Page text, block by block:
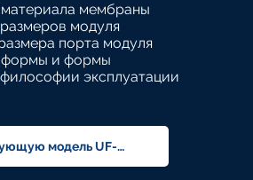
мембраны
модуля
порта модуля
формы и формы
эксплуатации